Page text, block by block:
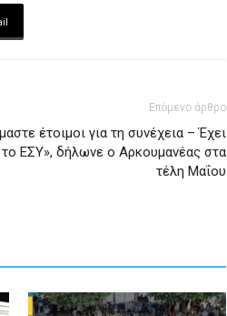
Επόμενο άρθρο
έτοιμοι για τη συνέχεια – Έχει
το ΕΣΥ», δήλωνε ο Αρκουμανέας στα
τέλη Μαΐου